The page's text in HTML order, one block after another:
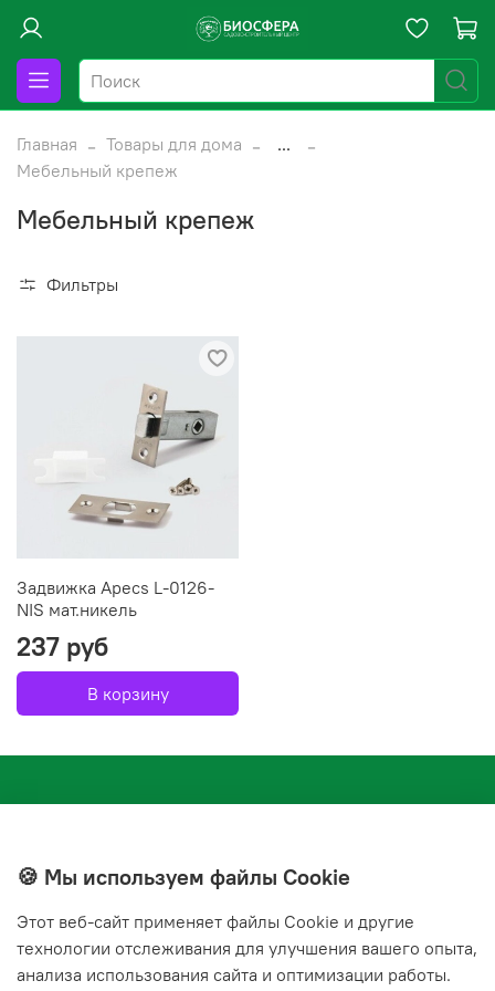
Главная Товары для дома
...
Мебельный крепеж
Мебельный крепеж
Фильтры
Задвижка Apecs L-0126-
NIS мат.никель
237 руб
В корзину
+7(843) 210-20-24
🍪 Мы используем файлы Cookie
Этот веб‑сайт применяет файлы Cookie и другие
технологии отслеживания для улучшения вашего опыта,
анализа использования сайта и оптимизации работы.